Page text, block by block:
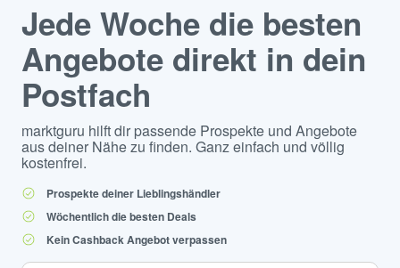
Jede Woche die besten
Angebote direkt in dein
Postfach
marktguru hilft dir passende Prospekte und Angebote
aus deiner Nähe zu finden. Ganz einfach und völlig
kostenfrei.
Prospekte deiner Lieblingshändler
Wöchentlich die besten Deals
Kein Cashback Angebot verpassen